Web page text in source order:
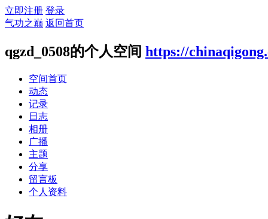
立即注册 登录
气功之巅 返回首页
qgzd_0508的个人空间 https://
空间首页
动态
记录
日志
相册
广播
主题
分享
留言板
个人资料